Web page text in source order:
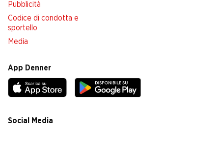
Pubblicità
Codice di condotta e
sportello
Media
App Denner
Social Media